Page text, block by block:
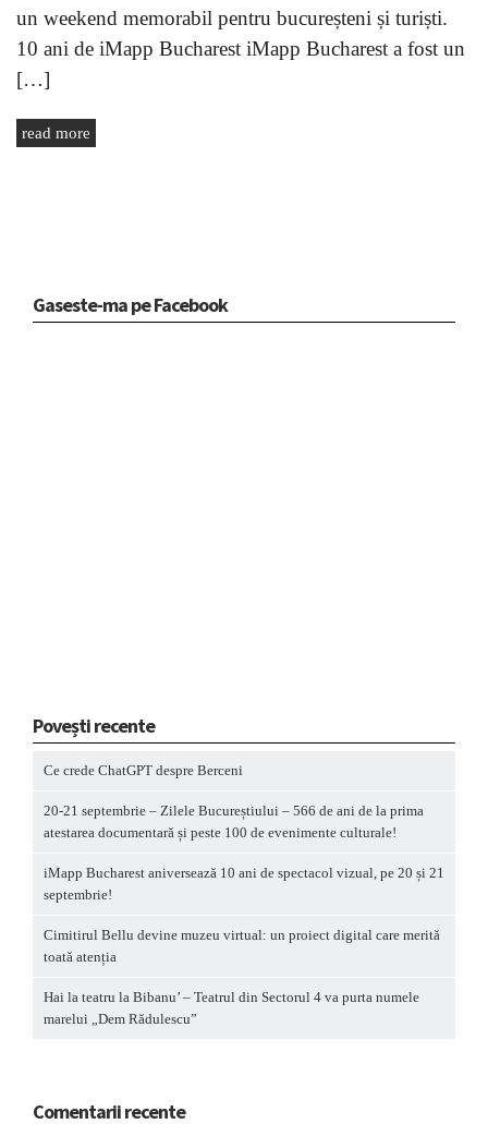
un weekend memorabil pentru bucureșteni și turiști.
10 ani de iMapp Bucharest iMapp Bucharest a fost un
[…]
read more
Gaseste-ma pe Facebook
Povești recente
Ce crede ChatGPT despre Berceni
20-21 septembrie – Zilele Bucureștiului – 566 de ani de la prima
atestarea documentară și peste 100 de evenimente culturale!
iMapp Bucharest aniversează 10 ani de spectacol vizual, pe 20 și 21
septembrie!
Cimitirul Bellu devine muzeu virtual: un proiect digital care merită
toată atenția
Hai la teatru la Bibanu’ – Teatrul din Sectorul 4 va purta numele
marelui „Dem Rădulescu”
Comentarii recente